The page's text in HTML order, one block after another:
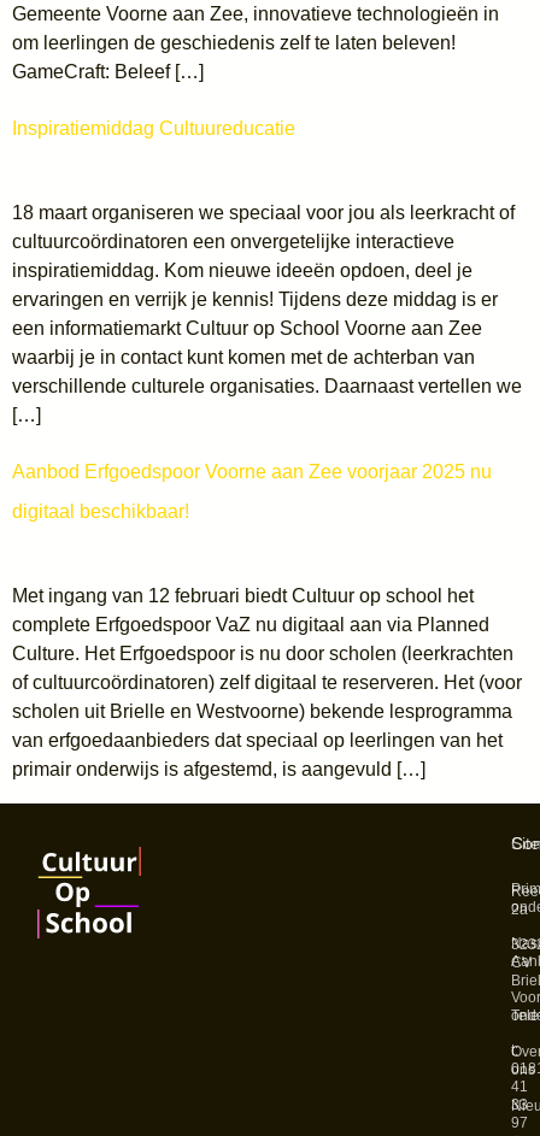
Gemeente Voorne aan Zee, innovatieve technologieën in
om leerlingen de geschiedenis zelf te laten beleven!
GameCraft: Beleef […]
Inspiratiemiddag Cultuureducatie
18 maart organiseren we speciaal voor jou als leerkracht of
cultuurcoördinatoren een onvergetelijke interactieve
inspiratiemiddag. Kom nieuwe ideeën opdoen, deel je
ervaringen en verrijk je kennis! Tijdens deze middag is er
een informatiemarkt Cultuur op School Voorne aan Zee
waarbij je in contact kunt komen met de achterban van
verschillende culturele organisaties. Daarnaast vertellen we
[…]
Aanbod Erfgoedspoor Voorne aan Zee voorjaar 2025 nu
digitaal beschikbaar!
Met ingang van 12 februari biedt Cultuur op school het
complete Erfgoedspoor VaZ nu digitaal aan via Planned
Culture. Het Erfgoedspoor is nu door scholen (leerkrachten
of cultuurcoördinatoren) zelf digitaal te reserveren. Het (voor
scholen uit Brielle en Westvoorne) bekende lesprogramma
van erfgoedaanbieders dat speciaal op leerlingen van het
primair onderwijs is afgestemd, is aangevuld […]
ons
2a
CV
t:
41
33
97